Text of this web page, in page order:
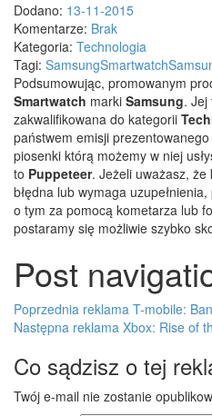
Dodano: 13-11-2015
Komentarze: Brak
Kategoria: Technologia
Tagi: SamsungSmartwatch
Podsumowując, promowanym
Smartwatch marki Samsung. Jej
zakwalifikowana do kategorii
państwem emisji
piosenki którą możemy w niej
to Puppeteer. Jeżeli uważasz,
błędna lub wymaga
o tym za pomocą kometarza lub
postaramy się możliwie szybko
Post
Poprzednia reklama T-mobile:
Następna reklama Xbox: Rise of
Co sądzisz o tej
Twój e-mail nie zostanie